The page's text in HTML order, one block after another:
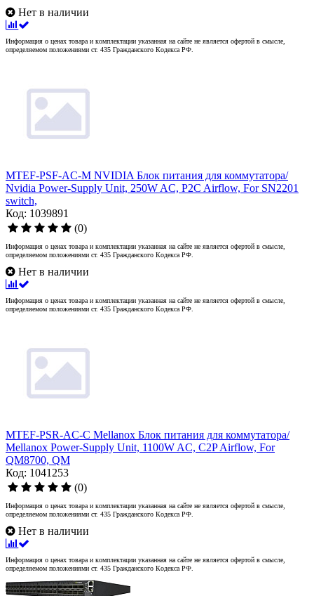
Нет в наличии
Информация о ценах товара и комплектации указанная на сайте не является офертой в смысле,
определяемом положениями ст. 435 Гражданского Кодекса РФ.
MTEF-PSF-AC-M NVIDIA Блок питания для коммутатора/
Nvidia Power-Supply Unit, 250W AC, P2C Airflow, For SN2201
switch,
Код: 1039891
(0)
Информация о ценах товара и комплектации указанная на сайте не является офертой в смысле,
определяемом положениями ст. 435 Гражданского Кодекса РФ.
Нет в наличии
Информация о ценах товара и комплектации указанная на сайте не является офертой в смысле,
определяемом положениями ст. 435 Гражданского Кодекса РФ.
MTEF-PSR-AC-C Mellanox Блок питания для коммутатора/
Mellanox Power-Supply Unit, 1100W AC, C2P Airflow, For
QM8700, QM
Код: 1041253
(0)
Информация о ценах товара и комплектации указанная на сайте не является офертой в смысле,
определяемом положениями ст. 435 Гражданского Кодекса РФ.
Нет в наличии
Информация о ценах товара и комплектации указанная на сайте не является офертой в смысле,
определяемом положениями ст. 435 Гражданского Кодекса РФ.